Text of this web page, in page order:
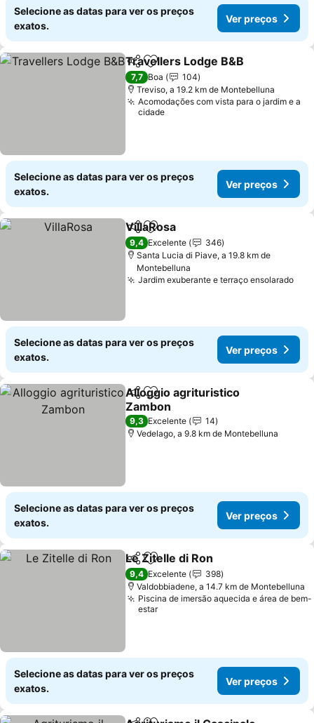
Selecione as datas para ver os preços
exatos.
Ver preços
PartilharAdicionar aos favoritos
Travellers Lodge B&B
7,7 Boa
104
Treviso, a 19.2 km de Montebelluna
Acomodações com vista para o jardim e a
cidade
Selecione as datas para ver os preços
exatos.
Ver preços
PartilharAdicionar aos favoritos
VillaRosa
9,4 Excelente
346
Santa Lucia di Piave, a 19.8 km de
Montebelluna
Jardim exuberante e terraço ensolarado
Selecione as datas para ver os preços
exatos.
Ver preços
PartilharAdicionar aos favoritos
Alloggio agrituristico
Zambon
Ver preços
9,3 Excelente
14
Vedelago, a 9.8 km de Montebelluna
Selecione as datas para ver os preços
exatos.
Ver preços
PartilharAdicionar aos favoritos
Le Zitelle di Ron
9,4 Excelente
398
Valdobbiadene, a 14.7 km de Montebelluna
Piscina de imersão aquecida e área de bem-
estar
Selecione as datas para ver os preços
exatos.
Ver preços